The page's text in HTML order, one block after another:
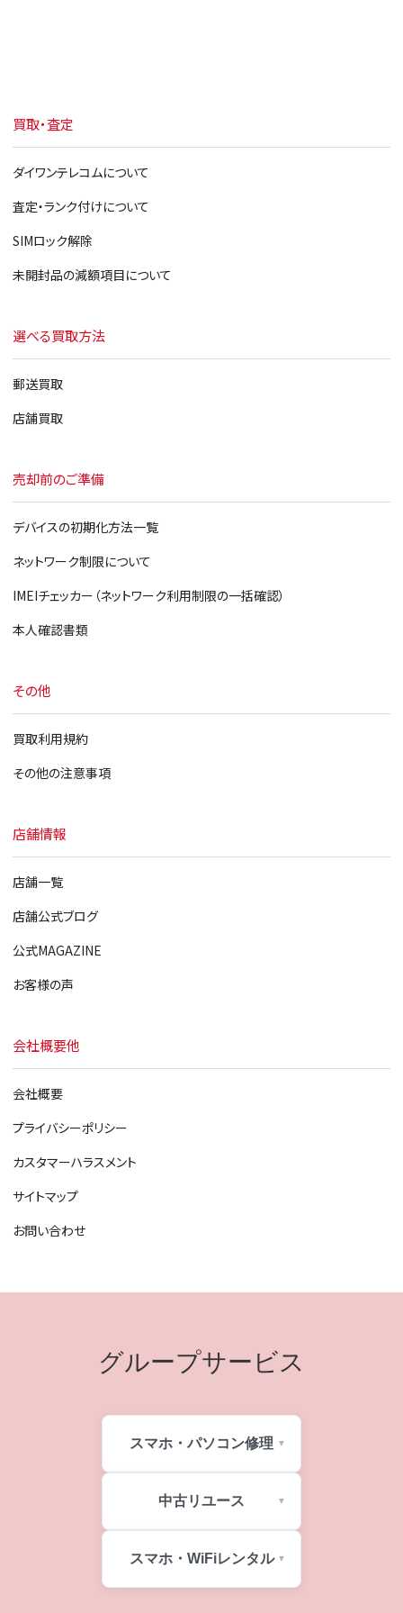
買取・査定
ダイワンテレコムについて
査定・ランク付けについて
SIMロック解除
未開封品の減額項目について
選べる買取方法
郵送買取
店舗買取
売却前のご準備
デバイスの初期化方法一覧
ネットワーク制限について
IMEIチェッカー（ネットワーク利用制限の一括確認）
本人確認書類
その他
買取利用規約
その他の注意事項
店舗情報
店舗一覧
店舗公式ブログ
公式MAGAZINE
お客様の声
会社概要他
会社概要
プライバシーポリシー
カスタマーハラスメント
サイトマップ
お問い合わせ
グループサービス
スマホ・パソコン修理
中古リユース
スマホ・WiFiレンタル